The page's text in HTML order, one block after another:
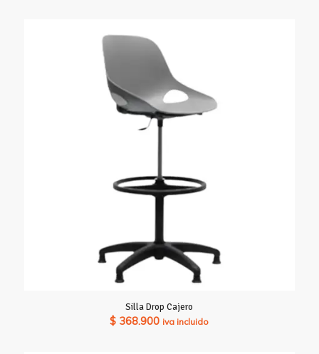
Silla Drop Cajero
$ 368.900 iva incluido